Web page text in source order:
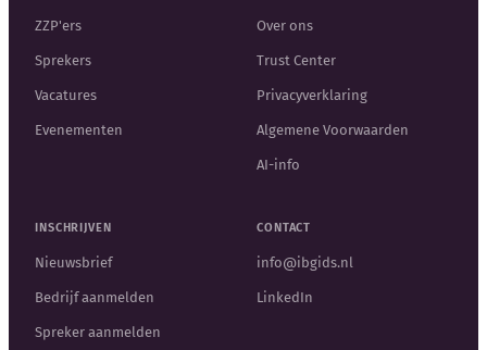
ZZP'ers
Sprekers
Vacatures
Evenementen
Over ons
Trust Center
Privacyverklaring
Algemene Voorwaarden
AI-info
INSCHRIJVEN
Nieuwsbrief
Bedrijf aanmelden
Spreker aanmelden
CONTACT
info@ibgids.nl
LinkedIn